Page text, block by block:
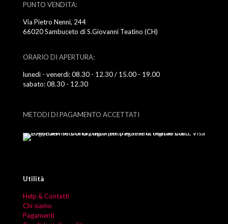
PUNTO VENDITA:
Via Pietro Nenni, 244
66020 Sambuceto di S.Giovanni Teatino (CH)
ORARIO DI APERTURA:
lunedì - venerdì: 08.30 - 12.30 / 15.00 - 19.00
sabato: 08.30 - 12.30
METODI DI PAGAMENTO ACCETTATI
Utilità
Help & Contatti
Chi siamo
Pagamenti